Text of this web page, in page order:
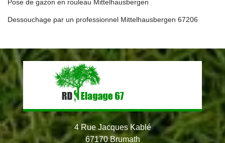
Pose de gazon en rouleau Mittelhausbergen
Dessouchage par un professionnel Mittelhausbergen 67206
4 Rue Jacques Kablé
67170 Brumath